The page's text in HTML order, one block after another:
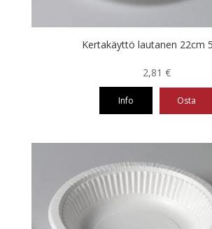
Kertakäyttö lautanen 22cm
2,81 €
Info Osta